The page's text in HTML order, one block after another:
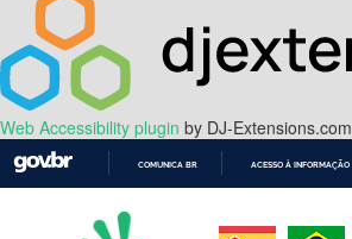
Web Accessibility plugin by DJ-Extensions.com
COMUNICA BR ACESSO À INFORMAÇÃO